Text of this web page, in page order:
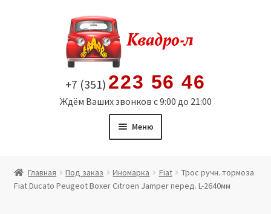
содержимому
+7 (351) 223 56 46
Ждём Ваших звонков с 9:00 до 21:00
Меню
Витрина
Главная Под заказ Иномарка Fiat
Трос ручн. тормоза
Fiat Ducato Peugeot Boxer Citroen Jamper перед. L-2640мм